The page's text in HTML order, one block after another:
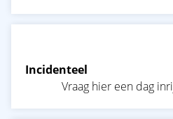
Incidenteel
Vraag hier een dag